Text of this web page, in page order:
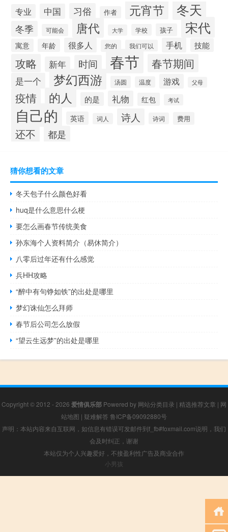
专业 中国 习俗 作者 元宵节 冬天
冬季 可能会 唐代 大学 学校 孩子 宋代
寓意 年龄 很多人 您的 我们可以 手机 技能
攻略 新年 时间 春节 春节期间
是一个 梦幻西游 汤圆 温度 游戏 父母
疫情 的人 的是 礼物 红包 考试
自己的 英语 词人 诗人 诗词 费用
还不 都是
猜你想看的文章
冬天包子什么颜色好看
huq是什么意思什么梗
要怎么画春节传统美食
孙东海个人资料简介（易休简介）
八零后过年还有什么感觉
兵HH攻略
“醉中有句铮如铁”的出处是哪里
梦幻诛仙怎么拜师
春节后公司怎么放假
“望云生远梦”的出处是哪里
Copyright © 2012 - 2026 爱情俱乐部 Powered by 网站分类目录 | 精选推荐文章 | 网
站地图 | 疑难解答 鲁ICP备09092880号
声明：本站内容来自互联网，如信息有错误可发邮件到f_fb#foxmail.com说明，我们
会及时纠正，谢谢
本站仅为个人兴趣爱好，不接盈利性广告及商业合作
小男孩